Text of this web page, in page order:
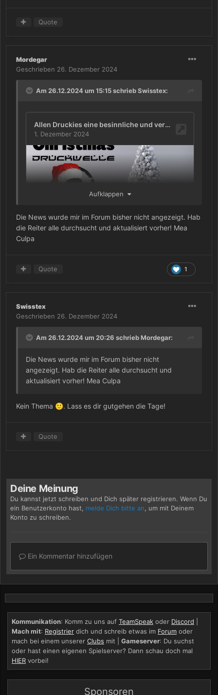
Quote
Mordegar
Geschrieben 26. Dezember 2024
Am 26.12.2024 um 15:15 schriebSwisstex:
??🙂
Aufklappen
Die News wurde mir im Forum bisher nicht angezeigt. Hab
die Reiter alle durchsucht und aktualisiert vorher! Mea
Culpa
1
Quote
Swisstex
Geschrieben 26. Dezember 2024
Am 26.12.2024 um 20:26 schriebMordegar:
Die News wurde mir im Forum bisher nicht
angezeigt. Hab die Reiter alle durchsucht und
aktualisiert vorher! Mea Culpa
Kein Thema 🙂. Lass es dir gutgehen die Tage!
Quote
Deine Meinung
Du kannst jetzt schreiben und Dich später registrieren. Wenn Du
ein Benutzerkonto hast, melde Dich bitte an, um mit Deinem
Konto zu schreiben.
Ein Kommentar hinzufügen
Kommunikation: Komm zu uns auf TeamSpeak oder Discord
Mach mit: Registrier dich und schreib etwas im Forum oder
mach bei einem unserer Clubs mit | Gameserver: Du suchst
oder hast einen eigenen Spielserver? Dann schau doch mal
HIER vorbei!
Sponsoren